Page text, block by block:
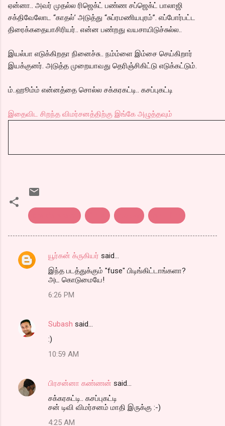
ஏன்னா.. அவர் முதல்ல ரிஜெக்ட் பண்ண சப்ஜெக்ட் பாலாஜி
சக்திவேலோட “காதல்’ அடுத்து “சுப்ரமணியபுரம்”. எப்போர்பட்ட
திரைக்கதையாசிரியர்.. என்ன பண்றது வயசாயிடுச்சுல்ல..
இயல்பா எடுக்கிறதா நினைச்சு.. நம்ம்ளை இம்சை செய்கிறார்
இயக்குனர். அடுத்த முறையாவது தெரிஞ்சிகிட்டு எடுக்கட்டும்.
ம்..ஹூம்ம் என்னத்தை சொல்ல சக்கரகட்டி.. கசப்புகட்டி
இதைவிட சிறந்த விமர்சனத்திற்கு இங்கே அழுத்தவும்
C
n
யூர்கன் க்ருகியர் said…
இந்த படத்துக்கும் "fuse" பிடிங்கிட்டாங்களா?
அட கொடுமையே!
6:26 PM
Subash said…
:)
10:59 AM
பிரசன்னா கண்ணன் said…
சக்கரகட்டி.. கசப்புகட்டி
சன் டிவி விமர்சனம் மாதி இருக்கு :-)
4:25 AM